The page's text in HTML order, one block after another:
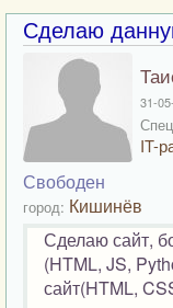
Сделаю
31-
IT-
Свободен
город: Кишинёв
Сделаю сайт,
(HTML, JS,
сайт(HTML,